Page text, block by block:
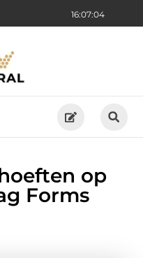
16:07:06
op
Forms